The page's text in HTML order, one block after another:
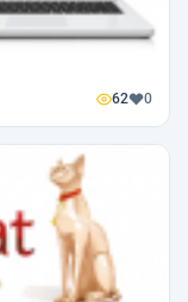
62 0